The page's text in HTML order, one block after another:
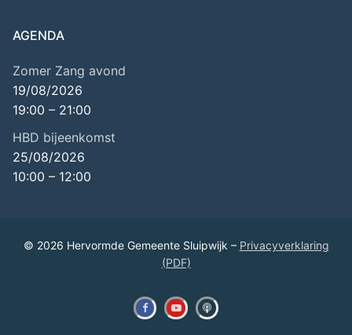
AGENDA
Zomer Zang avond
19/08/2026
19:00 – 21:00
HBD bijeenkomst
25/08/2026
10:00 – 12:00
© 2026 Hervormde Gemeente Sluipwijk – Privacyverklaring
(PDF)